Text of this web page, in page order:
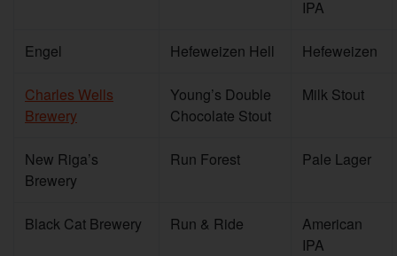
IPA
Engel Hefeweizen Hell Hefeweizen
Charles Wells
Brewery
Young’s Double
Chocolate Stout
Milk Stout
New Riga’s
Brewery
Run Forest Pale Lager
Black Cat Brewery Run & Ride
American
IPA